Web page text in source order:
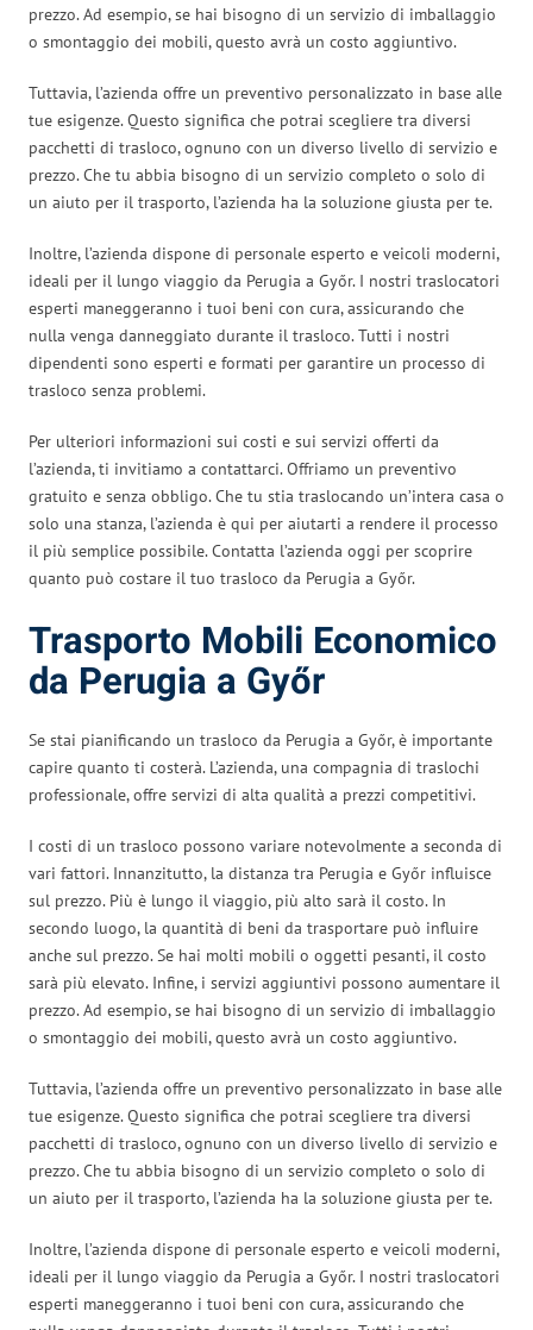
prezzo. Ad esempio, se hai bisogno di un servizio di imballaggio
o smontaggio dei mobili, questo avrà un costo aggiuntivo.
Tuttavia, l’azienda offre un preventivo personalizzato in base alle
tue esigenze. Questo significa che potrai scegliere tra diversi
pacchetti di trasloco, ognuno con un diverso livello di servizio e
prezzo. Che tu abbia bisogno di un servizio completo o solo di
un aiuto per il trasporto, l’azienda ha la soluzione giusta per te.
Inoltre, l’azienda dispone di personale esperto e veicoli moderni,
ideali per il lungo viaggio da Perugia a Győr. I nostri traslocatori
esperti maneggeranno i tuoi beni con cura, assicurando che
nulla venga danneggiato durante il trasloco. Tutti i nostri
dipendenti sono esperti e formati per garantire un processo di
trasloco senza problemi.
Per ulteriori informazioni sui costi e sui servizi offerti da
l’azienda, ti invitiamo a contattarci. Offriamo un preventivo
gratuito e senza obbligo. Che tu stia traslocando un’intera casa o
solo una stanza, l’azienda è qui per aiutarti a rendere il processo
il più semplice possibile. Contatta l’azienda oggi per scoprire
quanto può costare il tuo trasloco da Perugia a Győr.
Trasporto Mobili Economico
da Perugia a Győr
Se stai pianificando un trasloco da Perugia a Győr, è importante
capire quanto ti costerà. L’azienda, una compagnia di traslochi
professionale, offre servizi di alta qualità a prezzi competitivi.
I costi di un trasloco possono variare notevolmente a seconda di
vari fattori. Innanzitutto, la distanza tra Perugia e Győr influisce
sul prezzo. Più è lungo il viaggio, più alto sarà il costo. In
secondo luogo, la quantità di beni da trasportare può influire
anche sul prezzo. Se hai molti mobili o oggetti pesanti, il costo
sarà più elevato. Infine, i servizi aggiuntivi possono aumentare il
prezzo. Ad esempio, se hai bisogno di un servizio di imballaggio
o smontaggio dei mobili, questo avrà un costo aggiuntivo.
Tuttavia, l’azienda offre un preventivo personalizzato in base alle
tue esigenze. Questo significa che potrai scegliere tra diversi
pacchetti di trasloco, ognuno con un diverso livello di servizio e
prezzo. Che tu abbia bisogno di un servizio completo o solo di
un aiuto per il trasporto, l’azienda ha la soluzione giusta per te.
Inoltre, l’azienda dispone di personale esperto e veicoli moderni,
ideali per il lungo viaggio da Perugia a Győr. I nostri traslocatori
esperti maneggeranno i tuoi beni con cura, assicurando che